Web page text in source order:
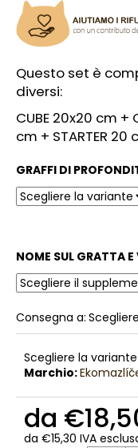
Questo set è
diversi:
CUBE 20x20 cm +
cm + STARTER 20
GRAFFI DI
NOME SUL GRATTA
Consegna a:
Scegliere la variante
Marchio:
da
da €15,30 IVA
n
s
i
l
i
a
d
i